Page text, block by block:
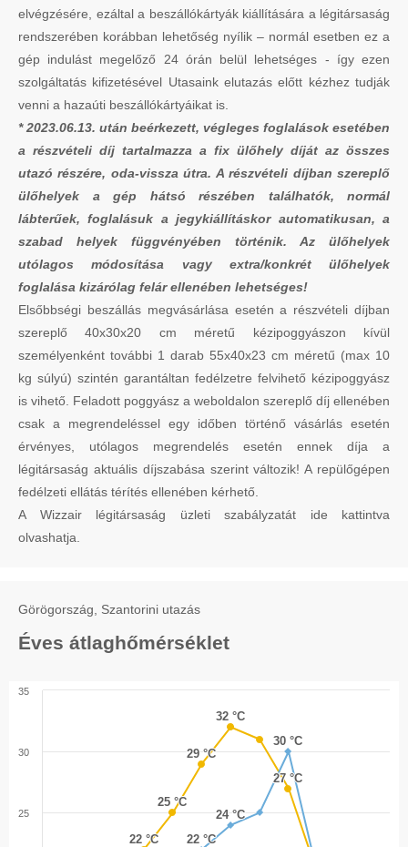
elvégzésére, ezáltal a beszállókártyák kiállítására a légitársaság
rendszerében korábban lehetőség nyílik – normál esetben ez a
gép indulást megelőző 24 órán belül lehetséges - így ezen
szolgáltatás kifizetésével Utasaink elutazás előtt kézhez tudják
venni a hazaúti beszállókártyáikat is.
* 2023.06.13. után beérkezett, végleges foglalások esetében
a részvételi díj tartalmazza a fix ülőhely díját az összes
utazó részére, oda-vissza útra. A részvételi díjban szereplő
ülőhelyek a gép hátsó részében találhatók, normál
lábterűek, foglalásuk a jegykiállításkor automatikusan, a
szabad helyek függvényében történik. Az ülőhelyek
utólagos módosítása vagy extra/konkrét ülőhelyek
foglalása kizárólag felár ellenében lehetséges!
Elsőbbségi beszállás megvásárlása esetén a részvételi díjban
szereplő 40x30x20 cm méretű kézipoggyászon kívül
személyenként további 1 darab 55x40x23 cm méretű (max 10
kg súlyú) szintén garantáltan fedélzetre felvihető kézipoggyász
is vihető. Feladott poggyász a weboldalon szereplő díj ellenében
csak a megrendeléssel egy időben történő vásárlás esetén
érvényes, utólagos megrendelés esetén ennek díja a
légitársaság aktuális díjszabása szerint változik! A repülőgépen
fedélzeti ellátás térítés ellenében kérhető.
A Wizzair légitársaság üzleti szabályzatát ide kattintva
olvashatja.
Görögország, Szantorini utazás
Éves átlaghőmérséklet
22 °C
22 °C
25 °C
25 °C
29 °C
29 °C
32 °C
32 °C
27 °C
27 °C
22 °C
22 °C
24 °C
24 °C
30 °C
30 °C
25
30
35